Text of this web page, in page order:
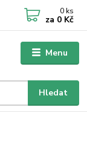
Menu
Hledat
0 ks
za 0 Kč